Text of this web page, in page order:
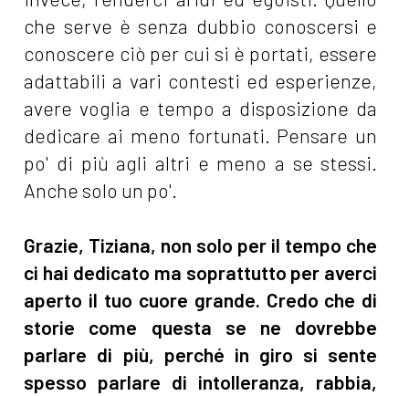
che serve è senza dubbio conoscersi e
conoscere ciò per cui si è portati, essere
adattabili a vari contesti ed esperienze,
avere voglia e tempo a disposizione da
dedicare ai meno fortunati. Pensare un
po' di più agli altri e meno a se stessi.
Anche solo un po'.
Grazie, Tiziana, non solo per il tempo che
ci hai dedicato ma soprattutto per averci
aperto il tuo cuore grande. Credo che di
storie come questa se ne dovrebbe
parlare di più, perché in giro si sente
spesso parlare di intolleranza, rabbia,